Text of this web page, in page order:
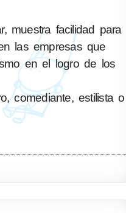
muestra facilidad para
las empresas que
en el logro de los
comediante, estilista o